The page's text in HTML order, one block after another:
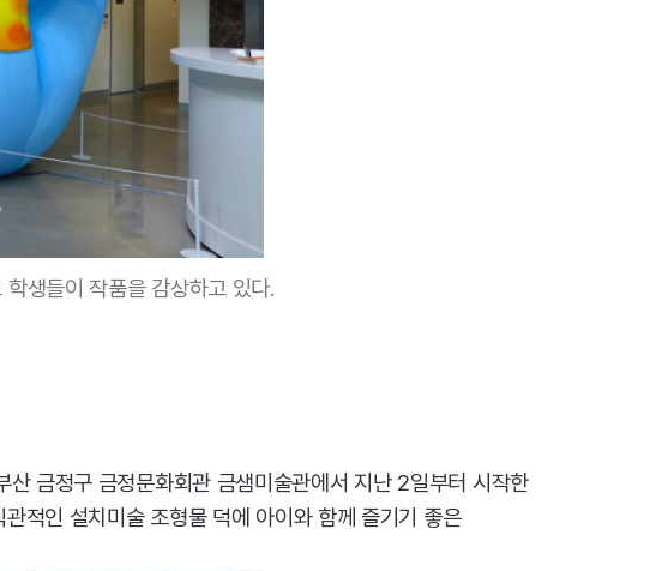
생들이 작품을 감상하고 있다.
금정구 금정문화회관 금샘미술관에서 지난 2일부터 시작한
적인 설치미술 조형물 덕에 아이와 함께 즐기기 좋은